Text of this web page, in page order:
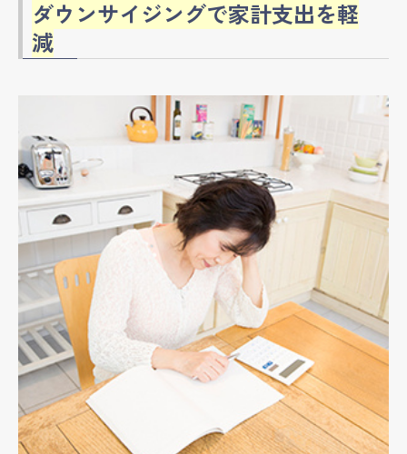
ダウンサイジングで家計支出を軽
減